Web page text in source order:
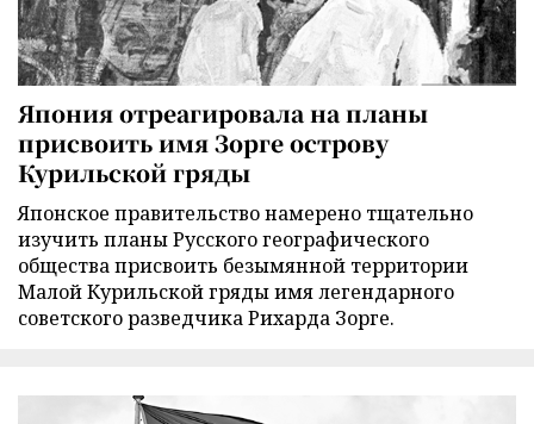
Япония отреагировала на планы
присвоить имя Зорге острову
Курильской гряды
Японское правительство намерено тщательно
изучить планы Русского географического
общества присвоить безымянной территории
Малой Курильской гряды имя легендарного
советского разведчика Рихарда Зорге.